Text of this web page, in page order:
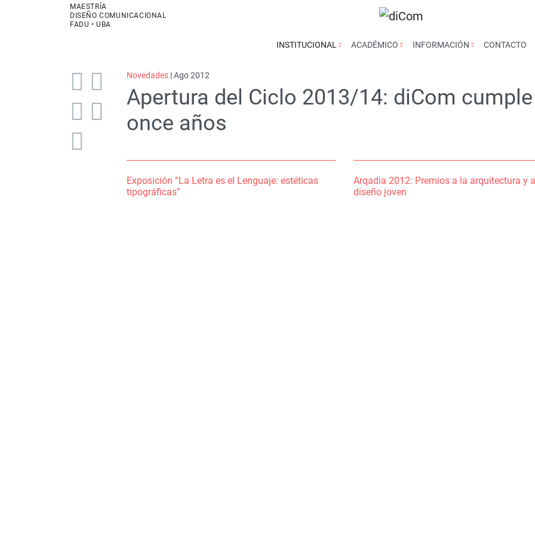
MAESTRÍA
DISEÑO COMUNICACIONAL
FADU • UBA
INSTITUCIONAL ACADÉMICO INFORMACIÓN CONTACTO
Novedades| Ago 2012
Apertura del Ciclo 2013/14: diCom cumple
once años
Exposición “La Letra es el Lenguaje: estéticas
tipográficas”
Arqadia 2012: Premios a la arquitectura y
diseño joven